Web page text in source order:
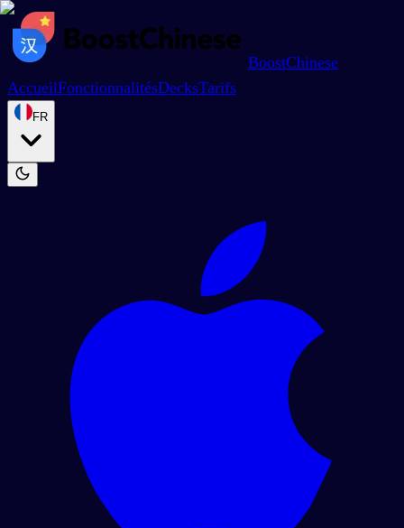
BoostChinese
AccueilFonctionnalitésDecksTarifs
FR